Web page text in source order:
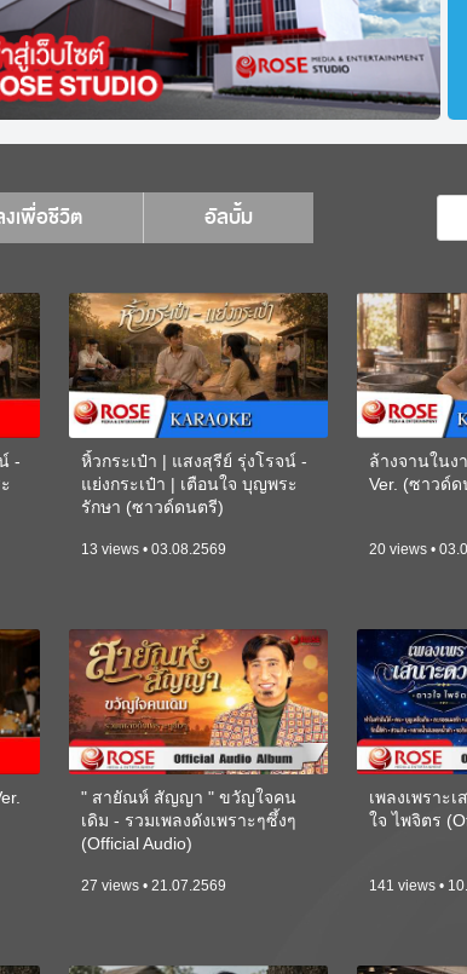
งเพื่อชีวิต อัลบั้ม
-
หิ้วกระเป๋า | แสงสุรีย์ รุ่งโรจน์ -
แย่งกระเป๋า | เตือนใจ บุญพระ
รักษา (ซาวด์ดนตรี)
13 views • 03.08.2569
ล้างจานในง
Ver. (ซาวด์ด
20 views •
" สายัณห์ สัญญา " ขวัญใจคน
เดิม - รวมเพลงดังเพราะๆซึ้งๆ
(Official Audio)
27 views • 21.07.2569
เพลงเพราะ
ใจ ไพจิตร
141 views •